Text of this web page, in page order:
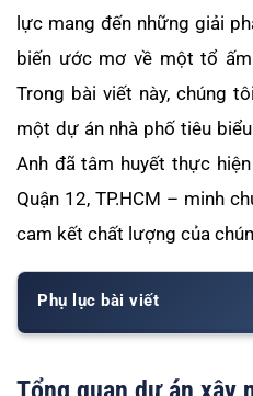
lực mang đến những giải
biến ước mơ về một tổ
Trong bài viết này, chúng
một dự án nhà phố tiêu
Anh đã tâm huyết thực
Quận 12, TP.HCM – minh
cam kết chất lượng của
Phụ lục bài viết